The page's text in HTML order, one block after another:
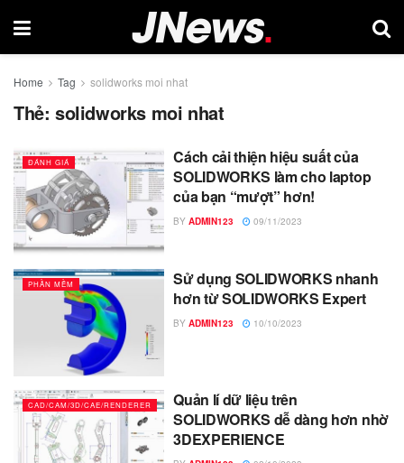
Home Tag solidworks moi nhat
Thẻ: solidworks moi nhat
ĐÁNH GIÁ
Cách cải thiện hiệu suất của
SOLIDWORKS làm cho laptop
của bạn “mượt” hơn!
BY ADMIN123 09/11/2023
PHẦN MỀM
Sử dụng SOLIDWORKS nhanh
hơn từ SOLIDWORKS Expert
BY ADMIN123 10/10/2023
CAD/CAM/3D/CAE/RENDERER
Quản lí dữ liệu trên
SOLIDWORKS dễ dàng hơn nhờ
3DEXPERIENCE